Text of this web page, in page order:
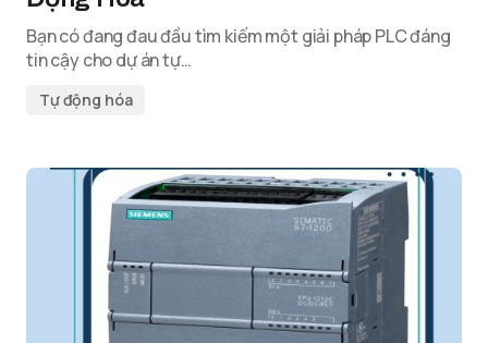
Bạn có đang đau đầu tìm kiếm một giải pháp PLC đáng
tin cậy cho dự án tự…
Tự động hóa